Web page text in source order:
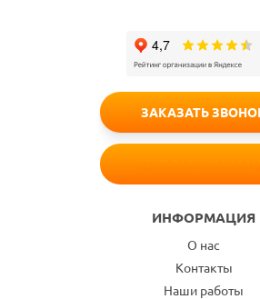
ИНФОРМАЦИЯ
О нас
Контакты
Наши работы
ЗАКАЗАТЬ